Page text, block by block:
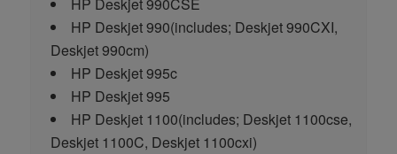
HP Deskjet 990(includes; Deskjet 990CXI,
Deskjet 990cm)
HP Deskjet 995c
HP Deskjet 995
HP Deskjet 1100(includes; Deskjet 1100cse,
Deskjet 1100C, Deskjet 1100cxi)